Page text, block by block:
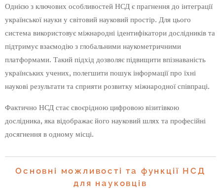
Однією з ключових особливостей НСД є прагнення до інтеграції
української науки у світовий науковий простір. Для цього
система використовує міжнародні ідентифікатори дослідників та
підтримує взаємодію з глобальними наукометричними
платформами. Такий підхід дозволяє підвищити впізнаваність
українських учених, полегшити пошук інформації про їхні
наукові результати та сприяти розвитку міжнародної співпраці.
Фактично НСД стає своєрідною цифровою візитівкою
дослідника, яка відображає його науковий шлях та професійні
досягнення в одному місці.
Основні можливості та функції НСД
для науковців